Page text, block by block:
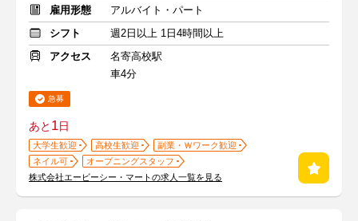
雇用形態
アルバイト・パート
シフト
週2日以上 1日4時間以上
アクセス
名寄高校駅
車4分
急募
あと 1日
大学生歓迎 高校生歓迎
副業・Ｗワーク歓迎
ネイル可
オープニングスタッフ
株式会社エービーシー・マートの求人一覧を見る